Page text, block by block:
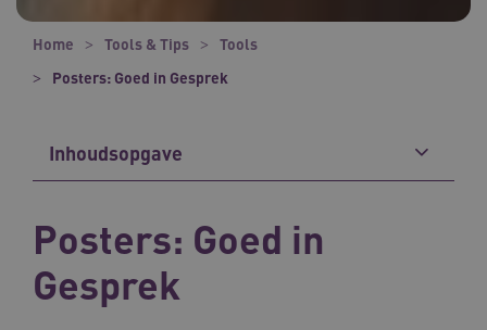
Home Tools & Tips
Tools
Posters: Goed in Gesprek
Inhoudsopgave
Posters: Goed in
Gesprek